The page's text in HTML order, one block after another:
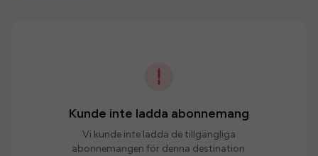
Kunde inte ladda abonnemang
Vi kunde inte ladda de tillgängliga
abonnemangen för denna destination.